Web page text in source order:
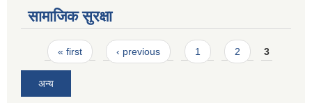
सामाजिक सुरक्षा
Pages
« first ‹ previous 1 2 3
अन्य